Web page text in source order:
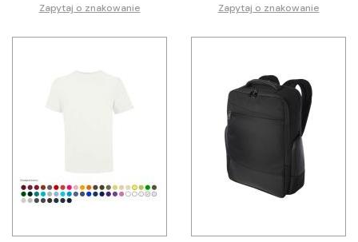
Zapytaj o znakowanie
Zapytaj o znakowanie